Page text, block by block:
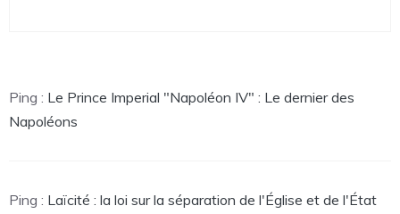
Ping : Le Prince Imperial "Napoléon IV" : Le dernier des
Napoléons
Ping : Laïcité : la loi sur la séparation de l'Église et de l'État